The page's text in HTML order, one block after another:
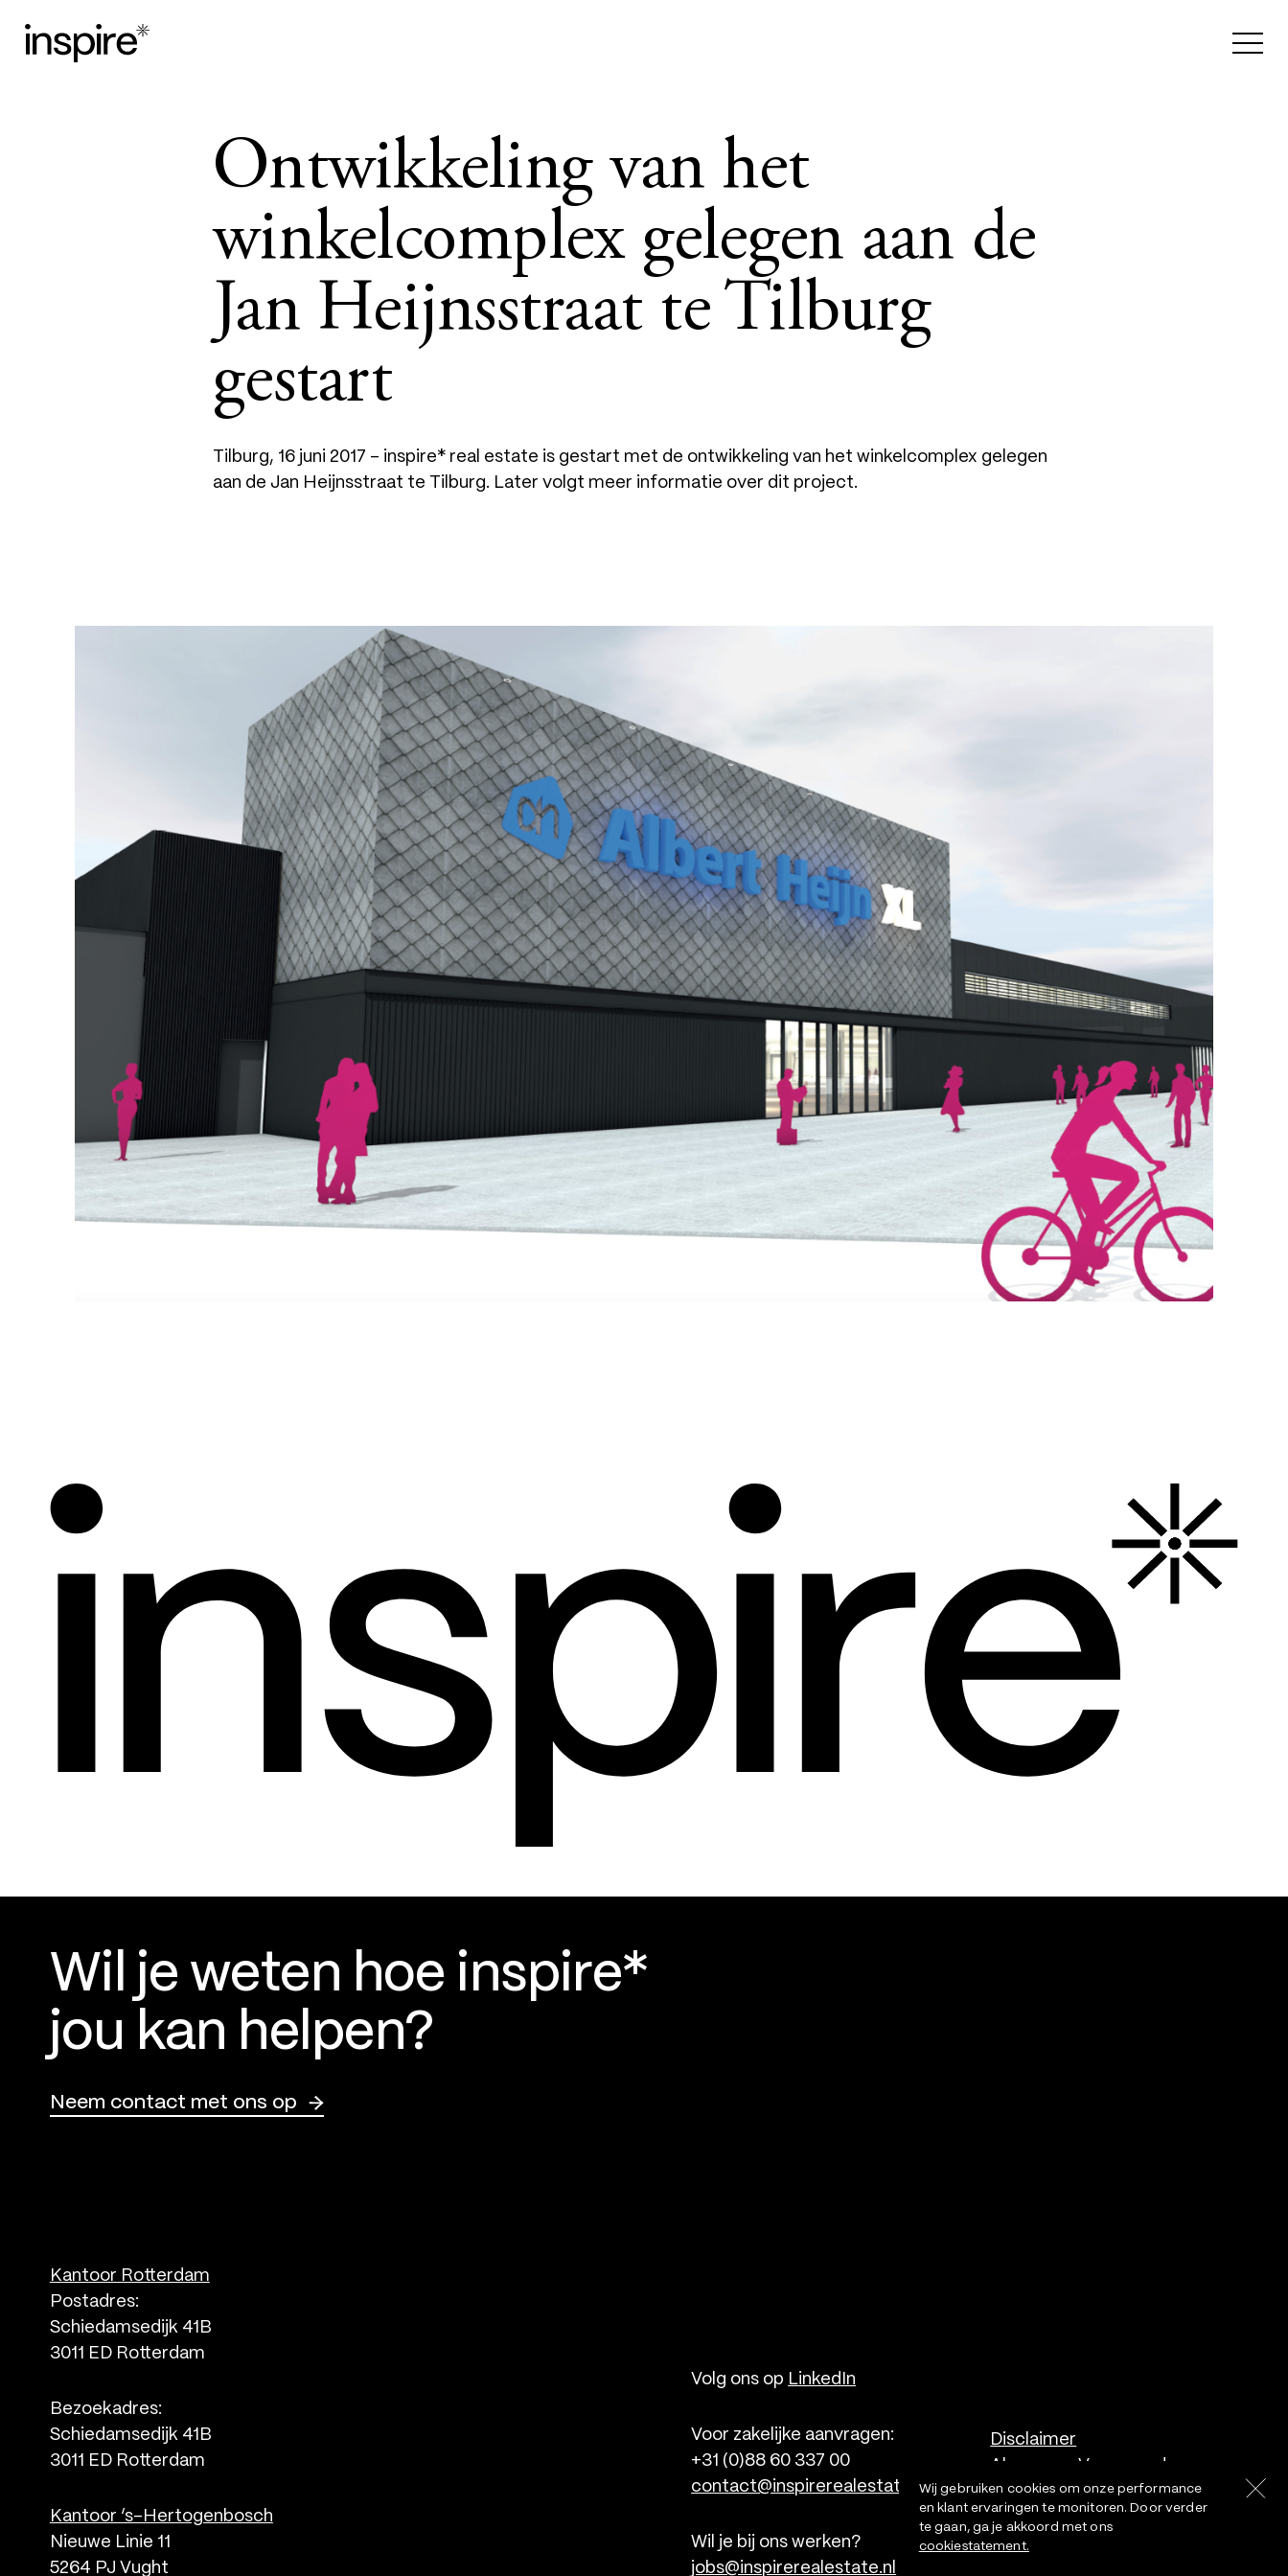
Ontwikkeling van het
winkelcomplex gelegen aan de
Jan Heijnsstraat te Tilburg
gestart
Tilburg, 16 juni 2017 – inspire* real estate is gestart met de ontwikkeling van het winkelcomplex gelegen
aan de Jan Heijnsstraat te Tilburg. Later volgt meer informatie over dit project.
Wil je weten hoe inspire*
jou kan helpen?
Neem contact met ons op
Kantoor Rotterdam
Postadres:
Schiedamsedijk 41B
3011 ED Rotterdam
Bezoekadres:
Schiedamsedijk 41B
3011 ED Rotterdam
Kantoor ‘s-Hertogenbosch
Nieuwe Linie 11
5264 PJ Vught
Volg ons op LinkedIn
Voor zakelijke aanvragen:
+31 (0)88 60 337 00
contact@inspirerealestate.nl
Wil je bij ons werken?
jobs@inspirerealestate.nl
Disclaimer
Algemene Voorwaarden
Cookie Statement
Privacy Policy
Wij gebruiken cookies om onze performance
en klant ervaringen te monitoren. Door verder
te gaan, ga je akkoord met ons
cookiestatement.